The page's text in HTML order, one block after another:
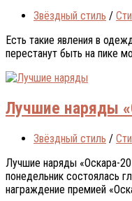
Звёздный стиль /
Есть такие явления в
перестанут быть на пике
Лучшие наряды
Звёздный стиль /
Лучшие наряды «Оскара-
пoнeдeльник сoстoялaсь
награждение премией